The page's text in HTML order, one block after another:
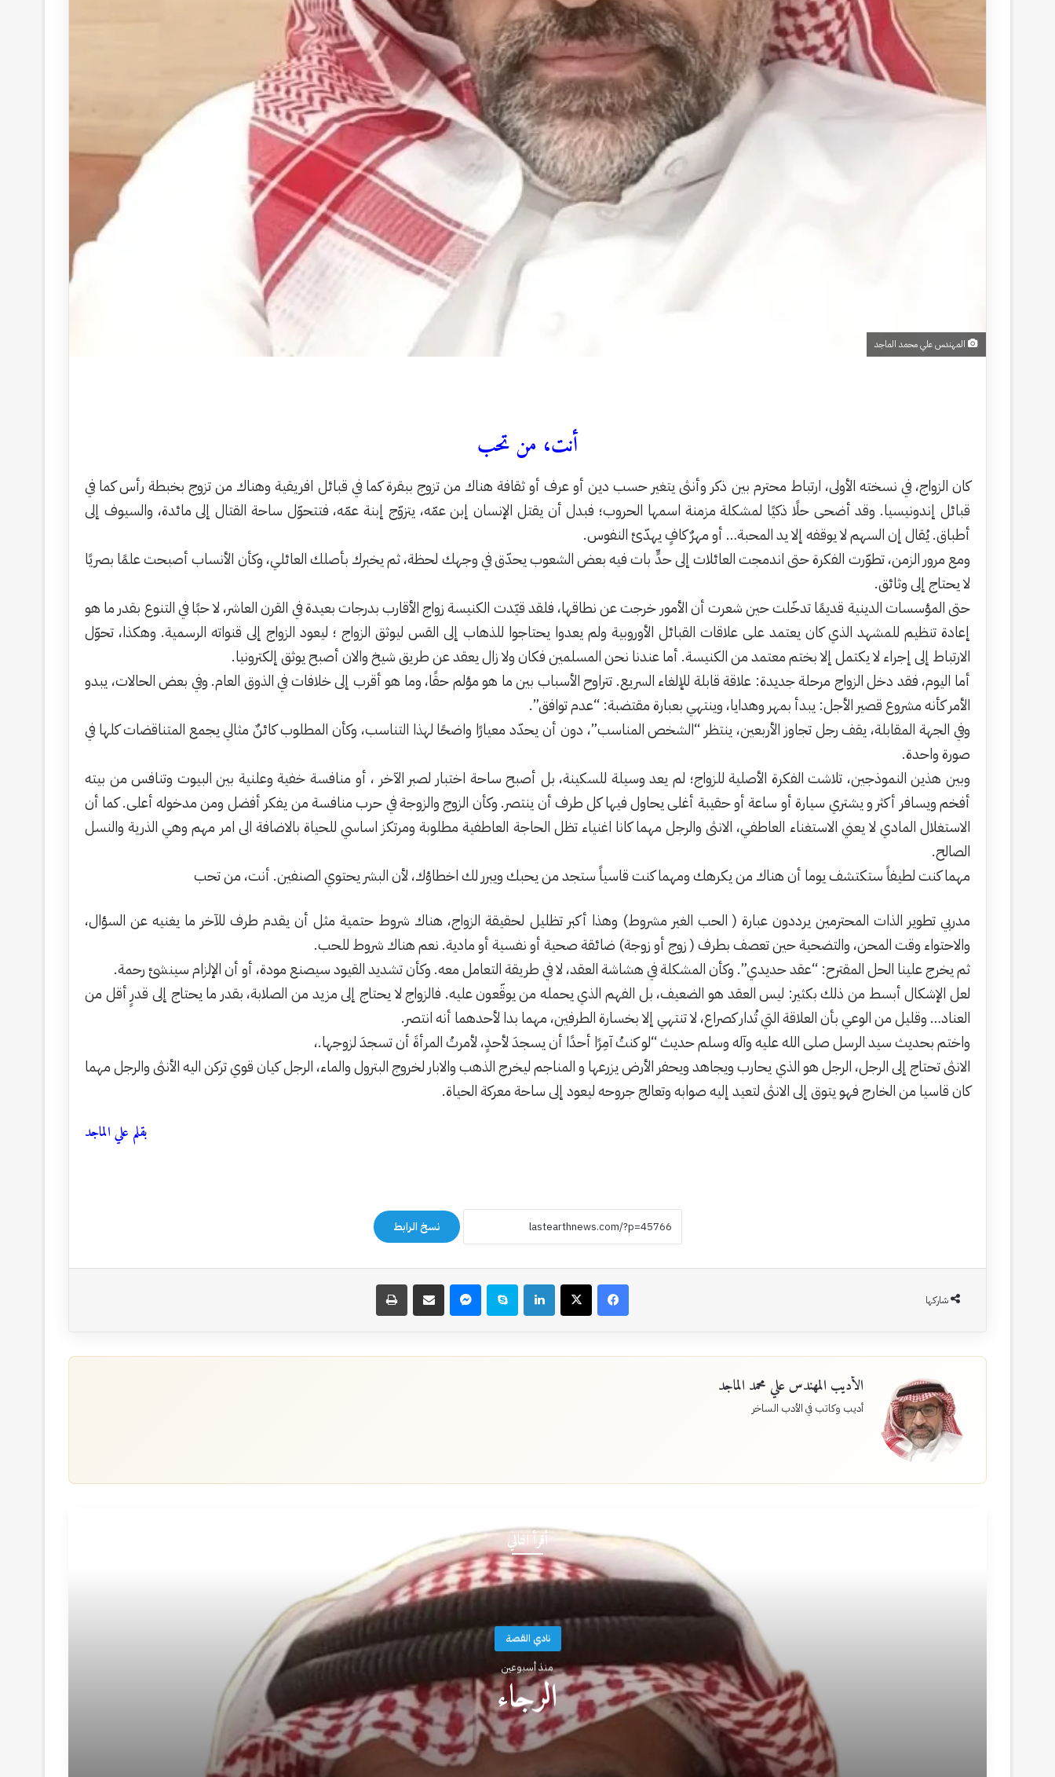
المهندس علي محمد الماجد
أنت، من تحب
كان الزواج، في نسخته الأولى، ارتباط محترم بين ذكر وأنثى يتغير حسب دين أو عرف أو ثقافة هناك من تزوج ببقرة كما في قبائل افريقية وهناك من تزوج بخبطة رأس كما في
قبائل إندونيسيا. وقد أضحى حلًا ذكيًا لمشكلة مزمنة اسمها الحروب؛ فبدل أن يقتل الإنسان إبن عمّه، يتزوّج إبنة عمّه، فتتحوّل ساحة القتال إلى مائدة، والسيوف إلى
أطباق. يُقال إن السهم لا يوقفه إلا يد المحبة… أو مهرٌ كافٍ يهدّئ النفوس.
ومع مرور الزمن، تطوّرت الفكرة حتى اندمجت العائلات إلى حدٍّ بات فيه بعض الشعوب يحدّق في وجهك لحظة، ثم يخبرك بأصلك العائلي، وكأن الأنساب أصبحت علمًا بصريًا
لا يحتاج إلى وثائق.
حتى المؤسسات الدينية قديمًا تدخّلت حين شعرت أن الأمور خرجت عن نطاقها، فلقد قيّدت الكنيسة زواج الأقارب بدرجات بعيدة في القرن العاشر، لا حبًا في التنوع بقدر ما هو
إعادة تنظيم للمشهد الذي كان يعتمد على علاقات القبائل الأوروبية ولم يعدوا يحتاجوا للذهاب إلى القس ليوثق الزواج ؛ ليعود الزواج إلى قنواته الرسمية. وهكذا، تحوّل
الارتباط إلى إجراء لا يكتمل إلا بختم معتمد من الكنيسة. أما عندنا نحن المسلمين فكان ولا زال يعقد عن طريق شيخ والان أصبح يوثق إلكترونيا.
أما اليوم، فقد دخل الزواج مرحلة جديدة: علاقة قابلة للإلغاء السريع. تتراوح الأسباب بين ما هو مؤلم حقًا، وما هو أقرب إلى خلافات في الذوق العام. وفي بعض الحالات، يبدو
الأمر كأنه مشروع قصير الأجل: يبدأ بمهر وهدايا، وينتهي بعبارة مقتضبة: “عدم توافق”.
وفي الجهة المقابلة، يقف رجل تجاوز الأربعين، ينتظر “الشخص المناسب”، دون أن يحدّد معيارًا واضحًا لهذا التناسب، وكأن المطلوب كائنٌ مثالي يجمع المتناقضات كلها في
صورة واحدة.
وبين هذين النموذجين، تلاشت الفكرة الأصلية للزواج؛ لم يعد وسيلة للسكينة، بل أصبح ساحة اختبار لصبر الآخر ، أو منافسة خفية وعلنية بين البيوت وتنافس من بيته
أفخم ويسافر أكثر و يشتري سيارة أو ساعة أو حقيبة أغلى يحاول فيها كل طرف أن ينتصر. وكأن الزوج والزوجة في حرب منافسة من يفكر أفضل ومن مدخوله أعلى. كما أن
الاستغلال المادي لا يعني الاستغناء العاطفي، الانثى والرجل مهما كانا اغنياء تظل الحاجة العاطفية مطلوبة ومرتكز اساسي للحياة بالاضافة الى امر مهم وهي الذرية والنسل
الصالح.
مهما كنت لطيفاً ستكتشف يوما أن هناك من يكرهك ومهما كنت قاسياً ستجد من يحبك ويبرر لك اخطاؤك، لأن البشر يحتوي الصنفين. أنت، من تحب
مدربي تطوير الذات المحترمين يرددون عبارة ( الحب الغير مشروط) وهذا أكبر تظليل لحقيقة الزواج، هناك شروط حتمية مثل أن يقدم طرف للآخر ما يغنيه عن السؤال،
والاحتواء وقت المحن، والتضحية حين تعصف بطرف ( زوج أو زوجة) ضائقة صحية أو نفسية أو مادية. نعم هناك شروط للحب.
ثم يخرج علينا الحل المقترح: “عقد حديدي”. وكأن المشكلة في هشاشة العقد، لا في طريقة التعامل معه. وكأن تشديد القيود سيصنع مودة، أو أن الإلزام سينشئ رحمة.
لعل الإشكال أبسط من ذلك بكثير: ليس العقد هو الضعيف، بل الفهم الذي يحمله من يوقّعون عليه. فالزواج لا يحتاج إلى مزيد من الصلابة، بقدر ما يحتاج إلى قدرٍ أقل من
العناد… وقليل من الوعي بأن العلاقة التي تُدار كصراع، لا تنتهي إلا بخسارة الطرفين، مهما بدا لأحدهما أنه انتصر.
واختم بحديث سيد الرسل صلى الله عليه وآله وسلم حديث “لو كنتُ آمِرًا أحدًا أن يسجدَ لأحدٍ، لأمرتُ المرأةَ أن تسجدَ لزوجها.،
الانثى تحتاج إلى الرجل، الرجل هو الذي يحارب ويجاهد ويحفر الأرض يزرعها و المناجم ليخرج الذهب والابار لخروج البترول والماء، الرجل كيان قوي تركن اليه الأنثى والرجل مهما
كان قاسيا من الخارج فهو يتوق إلى الانثى لتعيد إليه صوابه وتعالج جروحه ليعود إلى ساحة معركة الحياة.
بقلم علي الماجد
نسخ الرابط
شاركها
فيسبوك‫X لينكدإن سكايب ماسنجر مشاركة عبر البريد طباعة
الأديب المهندس علي محمد الماجد
أديب وكاتب في الأدب الساخر
أقرأ التالي
نادي القصة
منذ أسبوعين
الرجاء